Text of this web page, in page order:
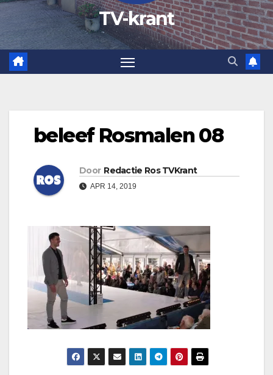
TV-krant
beleef Rosmalen 08
Door Redactie Ros TVKrant
APR 14, 2019